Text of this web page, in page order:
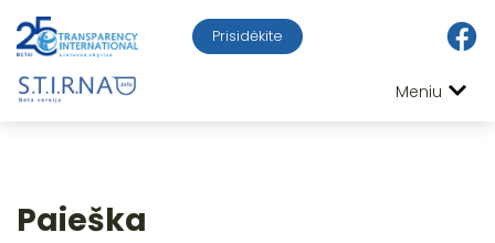
Prisidėkite
Meniu
Paieška